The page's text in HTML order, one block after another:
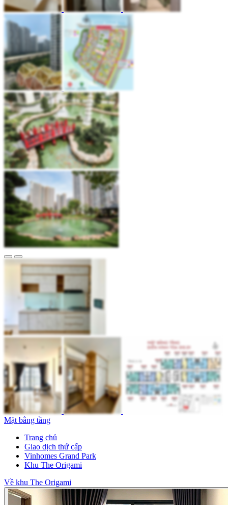
Mặt bằng tầng
Trang chủ
Giao dịch thứ cấp
Vinhomes Grand Park
Khu The Origami
Về khu The Origami